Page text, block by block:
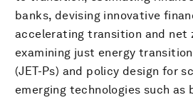
banks, devising innovative
accelerating transition and net
examining just energy
(JET-Ps) and policy design for
emerging technologies such as